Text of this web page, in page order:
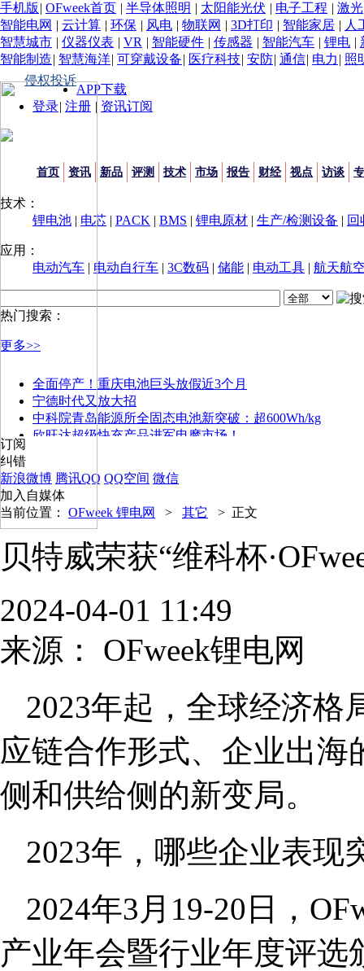
手机版 | OFweek首页 | 半导体照明 | 太阳能光伏 | 电子工程 | 激光
智能电网 | 云计算 | 环保 | 风电 | 物联网 | 3D打印 | 智能家居 | 人
智慧城市 | 仪器仪表 | VR | 智能硬件 | 传感器 | 智能汽车 | 锂电 |
智能制造| 智慧海洋| 可穿戴设备| 医疗科技| 安防| 通信| 电力 | 照
侵权投诉
APP下载
登录| 注册 | 资讯订阅
首页 资讯 新品 评测 技术 市场 报告 财经 视点 访谈
技术：
锂电池 | 电芯 | PACK | BMS | 锂电原材 | 生产/检测设备 | 回
应用：
电动汽车 | 电动自行车 | 3C数码 | 储能 | 电动工具 | 航天航
热门搜索：
更多>>
全面停产！重庆电池巨头放假近3个月
宁德时代又放大招
中科院青岛能源所全固态电池新突破：超600Wh/kg
欣旺达超级快充产品进军电摩市场！
订阅
纠错
新浪微博 腾讯QQ QQ空间 微信
加入自媒体
当前位置： OFweek 锂电网 > 其它 > 正文
贝特威荣获“维科杯
2024-04-01 11:49
来源：
OFweek锂电网
2023年起，全球经济格
应链合作形式、企业出
侧和供给侧的新变局。
2023年，哪些企业表现
2024年3月19-20日，
产业年会暨行业年度评